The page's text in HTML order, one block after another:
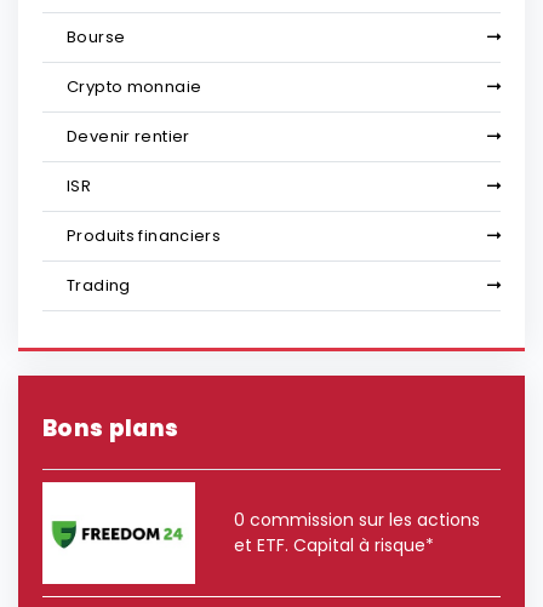
Bourse
Crypto monnaie
Devenir rentier
ISR
Produits financiers
Trading
Bons plans
0 commission sur les actions
et ETF. Capital à risque*